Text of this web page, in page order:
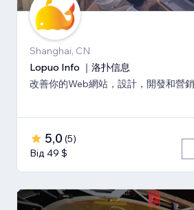
Shanghai, CN
Lopuo Info ｜洛扑信息
改善你的Web網站，設計，開發和營銷
5,0 (5)
Від 49 $